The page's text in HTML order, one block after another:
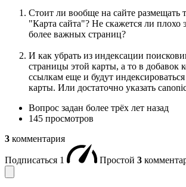
Стоит ли вообще на сайте
"Карта сайта"? Не скажется ли плохо
более важных страниц?
И как убрать из индексации
страницы этой карты, а то в добавок
ссылкам еще и будут
карты. Или достаточно указать
Вопрос задан более трёх лет назад
145 просмотров
3 комментария
Подписаться 1 Простой 3